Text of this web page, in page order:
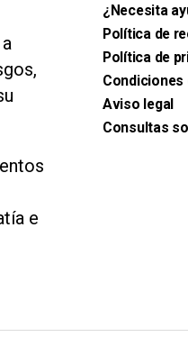
e
¿Necesita
Política de
Política de
Condiciones
Aviso legal
Consultas